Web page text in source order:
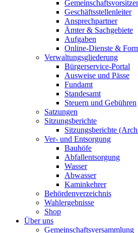
Geschäftsstellenleiter
Ansprechpartner
Ämter & Sachgebiete
Aufgaben
Online-Dienste &
Verwaltungsgliederung
Bürgerservice-Portal
Ausweise und Pässe
Fundamt
Standesamt
Steuern und Gebühren
Satzungen
Sitzungsberichte
Sitzungsberichte
Ver- und Entsorgung
Bauhöfe
Abfallentsorgung
Wasser
Abwasser
Kaminkehrer
Behördenverzeichnis
Wahlergebnisse
Shop
Über uns
Gemeinschaftsversammlung